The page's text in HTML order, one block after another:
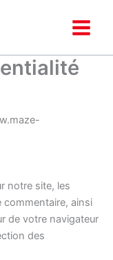
notre site, les
commentaire, ainsi
de votre navigateur
des